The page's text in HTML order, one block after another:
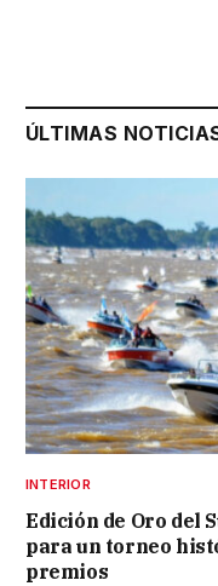
ÚLTIMAS
INTERIOR
Edición de Oro del
para un torneo
premios